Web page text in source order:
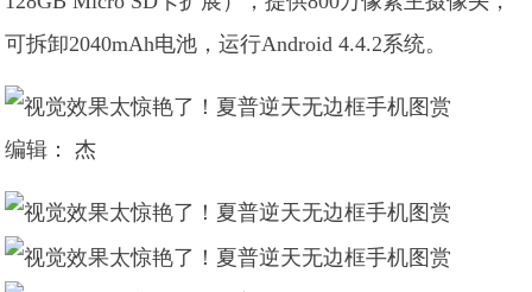
可拆卸2040mAh电池，运行Android 4.4.2系统。
编辑： 杰